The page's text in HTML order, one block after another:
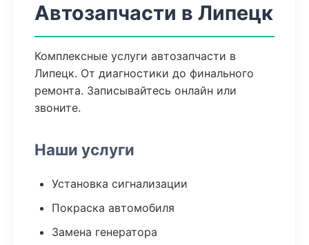
Автозапчасти в Липецк
Комплексные услуги автозапчасти в
Липецк. От диагностики до финального
ремонта. Записывайтесь онлайн или
звоните.
Наши услуги
Установка сигнализации
Покраска автомобиля
Замена генератора